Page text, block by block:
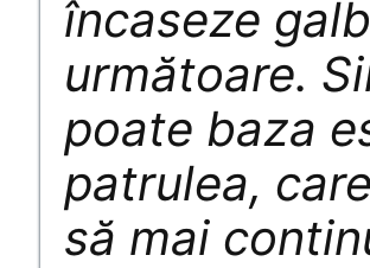
încaseze
următoare.
poate baza
patrulea,
să mai